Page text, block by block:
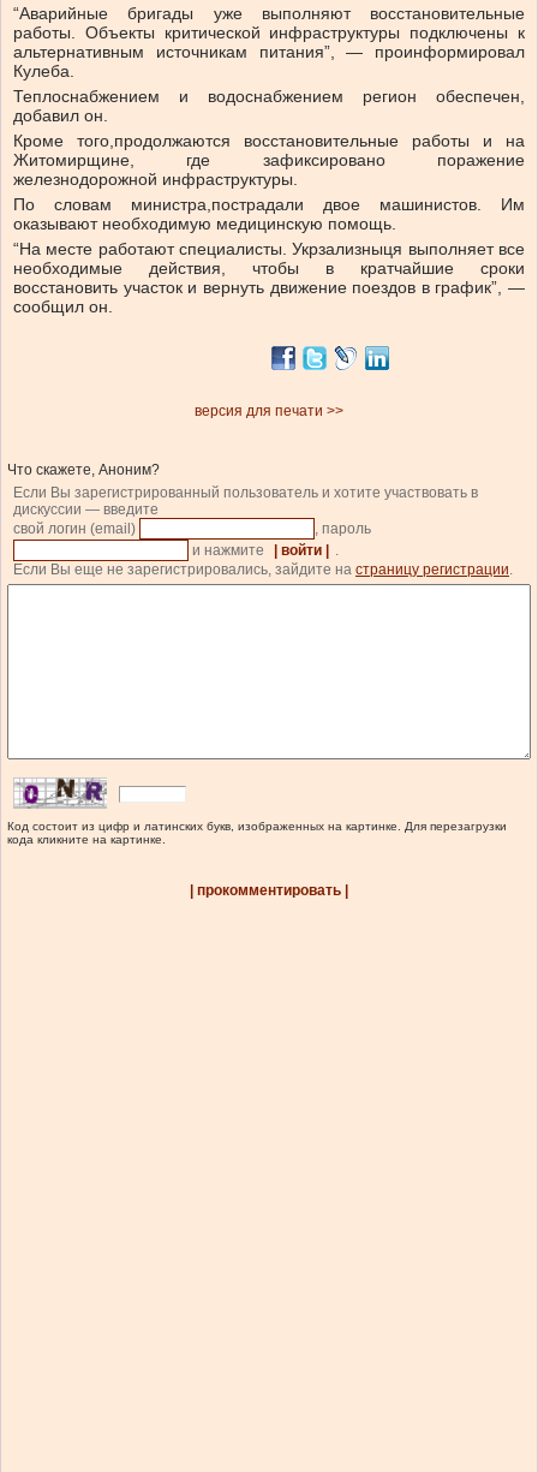
“Аварийные бригады уже выполняют восстановительные
работы. Объекты критической инфраструктуры подключены к
альтернативным источникам питания”, — проинформировал
Кулеба.
Теплоснабжением и водоснабжением регион обеспечен,
добавил он.
Кроме того,продолжаются восстановительные работы и на
Житомирщине, где зафиксировано поражение
железнодорожной инфраструктуры.
По словам министра,пострадали двое машинистов. Им
оказывают необходимую медицинскую помощь.
“На месте работают специалисты. Укрзализныця выполняет все
необходимые действия, чтобы в кратчайшие сроки
восстановить участок и вернуть движение поездов в график”, —
сообщил он.
версия для печати >>
Что скажете, Аноним?
Если Вы зарегистрированный пользователь и хотите участвовать в
дискуссии — введите
свой логин (email)
, пароль
и нажмите
| войти |
.
Если Вы еще не зарегистрировались, зайдите на страницу регистрации.
Код состоит из цифр и латинских букв, изображенных на картинке. Для перезагрузки
кода кликните на картинке.
| прокомментировать |